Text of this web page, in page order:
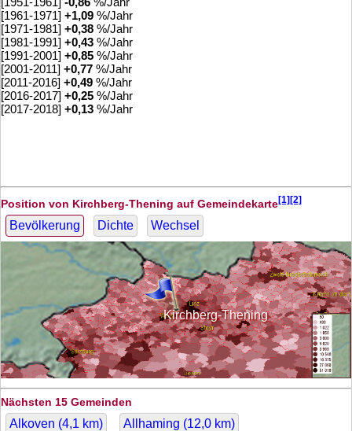
[1961-1971] +1,09 %/Jahr
[1971-1981] +0,38 %/Jahr
[1981-1991] +0,43 %/Jahr
[1991-2001] +0,85 %/Jahr
[2001-2011] +0,77 %/Jahr
[2011-2016] +0,49 %/Jahr
[2016-2017] +0,25 %/Jahr
[2017-2018] +0,13 %/Jahr
Position von Kirchberg-Thening auf Gemeindekarte[1][2]
Bevölkerung Dichte Wechsel
Kirchberg-Thening
Nächsten 15 Gemeinden
Alkoven (4,1 km) Allhaming (12,0 km)